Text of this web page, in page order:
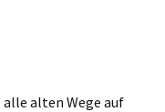
alle alten Wege auf